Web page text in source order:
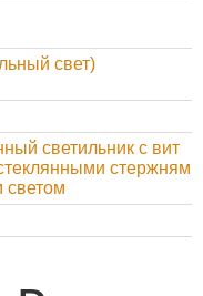
свет)
светильник с вит
стержням
светом